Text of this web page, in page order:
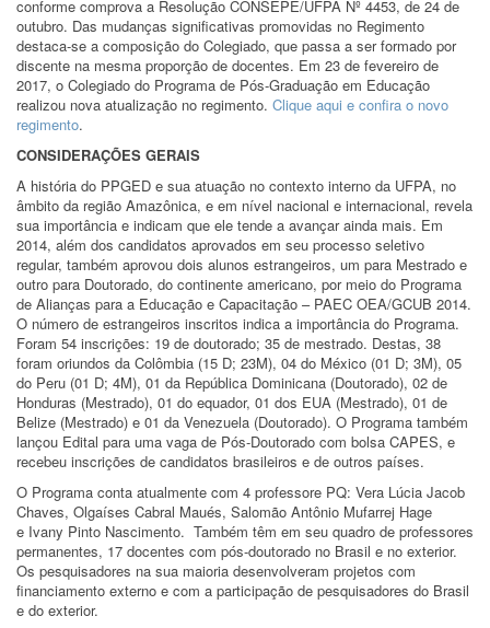
conforme comprova a Resolução CONSEPE/UFPA Nº 4453, de 24 de
outubro. Das mudanças significativas promovidas no Regimento
destaca-se a composição do Colegiado, que passa a ser formado por
discente na mesma proporção de docentes. Em 23 de fevereiro de
2017, o Colegiado do Programa de Pós-Graduação em Educação
realizou nova atualização no regimento. Clique aqui e confira o novo
regimento.
CONSIDERAÇÕES GERAIS
A história do PPGED e sua atuação no contexto interno da UFPA, no
âmbito da região Amazônica, e em nível nacional e internacional, revela
sua importância e indicam que ele tende a avançar ainda mais. Em
2014, além dos candidatos aprovados em seu processo seletivo
regular, também aprovou dois alunos estrangeiros, um para Mestrado e
outro para Doutorado, do continente americano, por meio do Programa
de Alianças para a Educação e Capacitação – PAEC OEA/GCUB 2014.
O número de estrangeiros inscritos indica a importância do Programa.
Foram 54 inscrições: 19 de doutorado; 35 de mestrado. Destas, 38
foram oriundos da Colômbia (15 D; 23M), 04 do México (01 D; 3M), 05
do Peru (01 D; 4M), 01 da República Dominicana (Doutorado), 02 de
Honduras (Mestrado), 01 do equador, 01 dos EUA (Mestrado), 01 de
Belize (Mestrado) e 01 da Venezuela (Doutorado). O Programa também
lançou Edital para uma vaga de Pós-Doutorado com bolsa CAPES, e
recebeu inscrições de candidatos brasileiros e de outros países.
O Programa conta atualmente com 4 professore PQ: Vera Lúcia Jacob
Chaves, Olgaíses Cabral Maués, Salomão Antônio Mufarrej Hage
e Ivany Pinto Nascimento. Também têm em seu quadro de professores
permanentes, 17 docentes com pós-doutorado no Brasil e no exterior.
Os pesquisadores na sua maioria desenvolveram projetos com
financiamento externo e com a participação de pesquisadores do Brasil
e do exterior.